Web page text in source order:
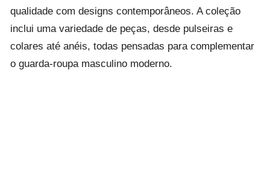
qualidade com designs contemporâneos. A coleção
inclui uma variedade de peças, desde pulseiras e
colares até anéis, todas pensadas para complementar
o guarda-roupa masculino moderno.